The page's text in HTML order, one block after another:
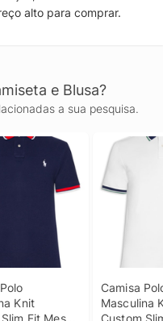
alto para comprar.
e Blusa?
a sua pesquisa.
Knit
Camisa
Masculina